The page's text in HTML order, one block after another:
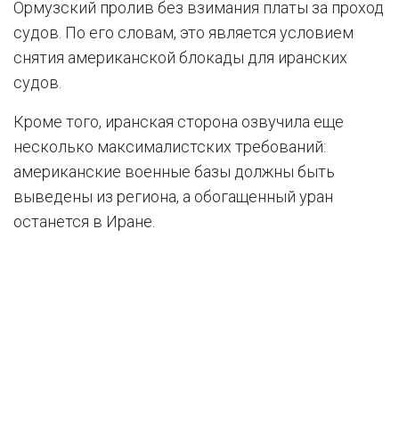
Ормузский пролив без взимания платы за проход
судов. По его словам, это является условием
снятия американской блокады для иранских
судов.
Кроме того, иранская сторона озвучила еще
несколько максималистских требований:
американские военные базы должны быть
выведены из региона, а обогащенный уран
останется в Иране.